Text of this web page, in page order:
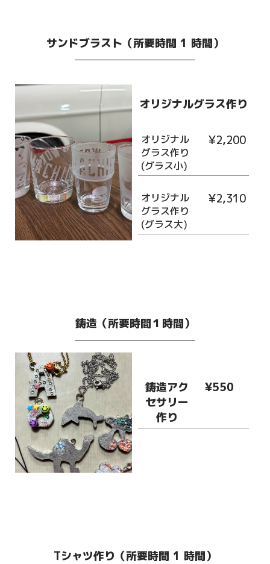
サンドブラスト（所要時間 1 時間）
オリジナルグラス作り
オリジナル
グラス作り
(グラス小)
¥2,200
オリジナル
グラス作り
(グラス大)
¥2,310
鋳造（所要時間１時間）
鋳造アク
セサリー
作り
¥550
Tシャツ作り（所要時間 1 時間）